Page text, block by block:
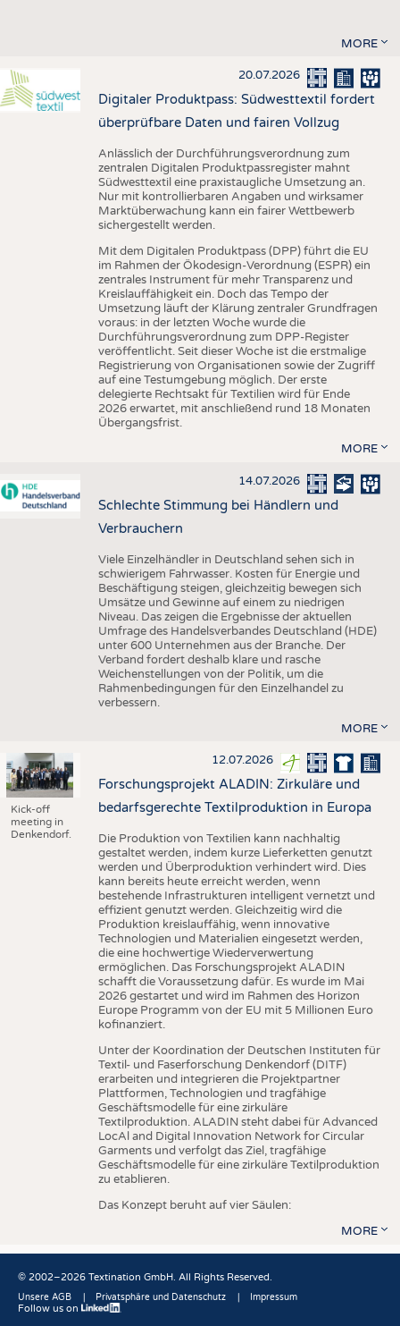
MORE
20.07.2026
Digitaler Produktpass: Südwesttextil fordert
überprüfbare Daten und fairen Vollzug
Anlässlich der Durchführungsverordnung zum
zentralen Digitalen Produktpassregister mahnt
Südwesttextil eine praxistaugliche Umsetzung an.
Nur mit kontrollierbaren Angaben und wirksamer
Marktüberwachung kann ein fairer Wettbewerb
sichergestellt werden.
Mit dem Digitalen Produktpass (DPP) führt die EU
im Rahmen der Ökodesign-Verordnung (ESPR) ein
zentrales Instrument für mehr Transparenz und
Kreislauffähigkeit ein. Doch das Tempo der
Umsetzung läuft der Klärung zentraler Grundfragen
voraus: in der letzten Woche wurde die
Durchführungsverordnung zum DPP-Register
veröffentlicht. Seit dieser Woche ist die erstmalige
Registrierung von Organisationen sowie der Zugriff
auf eine Testumgebung möglich. Der erste
delegierte Rechtsakt für Textilien wird für Ende
2026 erwartet, mit anschließend rund 18 Monaten
Übergangsfrist.
MORE
14.07.2026
Schlechte Stimmung bei Händlern und
Verbrauchern
Viele Einzelhändler in Deutschland sehen sich in
schwierigem Fahrwasser. Kosten für Energie und
Beschäftigung steigen, gleichzeitig bewegen sich
Umsätze und Gewinne auf einem zu niedrigen
Niveau. Das zeigen die Ergebnisse der aktuellen
Umfrage des Handelsverbandes Deutschland (HDE)
unter 600 Unternehmen aus der Branche. Der
Verband fordert deshalb klare und rasche
Weichenstellungen von der Politik, um die
Rahmenbedingungen für den Einzelhandel zu
verbessern.
MORE
Kick-off
meeting in
Denkendorf.
12.07.2026
Forschungsprojekt ALADIN: Zirkuläre und
bedarfsgerechte Textilproduktion in Europa
Die Produktion von Textilien kann nachhaltig
gestaltet werden, indem kurze Lieferketten genutzt
werden und Überproduktion verhindert wird. Dies
kann bereits heute erreicht werden, wenn
bestehende Infrastrukturen intelligent vernetzt und
effizient genutzt werden. Gleichzeitig wird die
Produktion kreislauffähig, wenn innovative
Technologien und Materialien eingesetzt werden,
die eine hochwertige Wiederverwertung
ermöglichen. Das Forschungsprojekt ALADIN
schafft die Voraussetzung dafür. Es wurde im Mai
2026 gestartet und wird im Rahmen des Horizon
Europe Programm von der EU mit 5 Millionen Euro
kofinanziert.
Unter der Koordination der Deutschen Instituten für
Textil- und Faserforschung Denkendorf (DITF)
erarbeiten und integrieren die Projektpartner
Plattformen, Technologien und tragfähige
Geschäftsmodelle für eine zirkuläre
Textilproduktion. ALADIN steht dabei für Advanced
LocAl and Digital Innovation Network for Circular
Garments und verfolgt das Ziel, tragfähige
Geschäftsmodelle für eine zirkuläre Textilproduktion
zu etablieren.
Das Konzept beruht auf vier Säulen:
MORE
© 2002–2026 Textination GmbH. All Rights Reserved.
Fußbereich
Unsere AGB Privatsphäre und Datenschutz Impressum
Follow us on